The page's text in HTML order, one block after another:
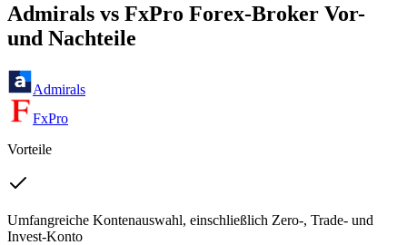
Admirals vs FxPro Forex-Broker Vor-
und Nachteile
Admirals
FxPro
Vorteile
Umfangreiche Kontenauswahl, einschließlich Zero-, Trade- und
Invest-Konto